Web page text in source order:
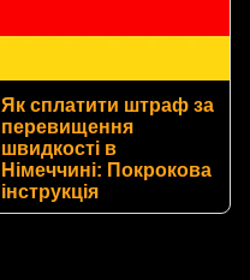
Як сплатити штраф за
перевищення
швидкості в
Німеччині: Покрокова
інструкція